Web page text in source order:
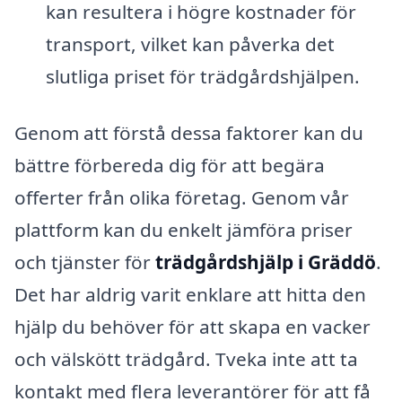
kan resultera i högre kostnader för
transport, vilket kan påverka det
slutliga priset för trädgårdshjälpen.
Genom att förstå dessa faktorer kan du
bättre förbereda dig för att begära
offerter från olika företag. Genom vår
plattform kan du enkelt jämföra priser
och tjänster förträdgårdshjälp i Gräddö.
Det har aldrig varit enklare att hitta den
hjälp du behöver för att skapa en vacker
och välskött trädgård. Tveka inte att ta
kontakt med flera leverantörer för att få